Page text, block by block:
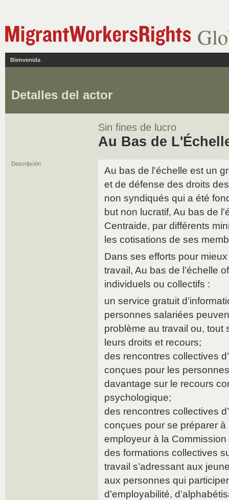
Bienvenida
Detalles del actor
Sin fines de lucro
Au Bas de
Descripción
Au bas de l'échelle est un
et de défense des droits
non syndiqués qui a été
but non lucratif, Au bas de
Centraide, par différents
les cotisations de ses
Dans ses efforts pour
travail, Au bas de l’échelle
individuels ou collectifs :
un service gratuit
personnes salariées
problème au travail ou, tout
leurs droits et recours;
des rencontres collectives
conçues pour les
davantage sur le recours
psychologique;
des rencontres collectives
conçues pour se préparer
employeur à la
des formations collectives
travail s’adressant aux
aux personnes qui
d’employabilité,